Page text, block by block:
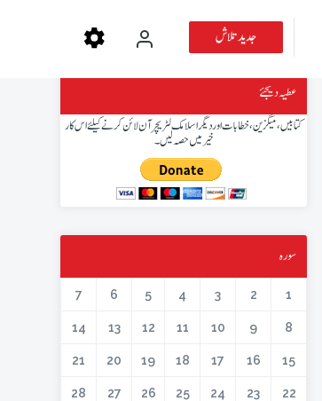
جدید تلاش
عطیہ دیجئے
کتابیں، میگزین، خطابات اور دیگر اسلامک لٹریچر آن لائن کرنے کیلئے اس کار
خیر میں حصہ لیں۔
سورہ
1
2
3
4
5
6
7
8
9
10
11
12
13
14
15
16
17
18
19
20
21
22
23
24
25
26
27
28